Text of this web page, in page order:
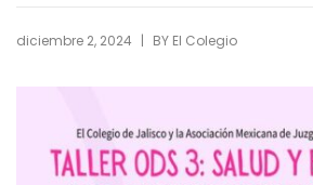
diciembre 2, 2024 | BY El Colegio